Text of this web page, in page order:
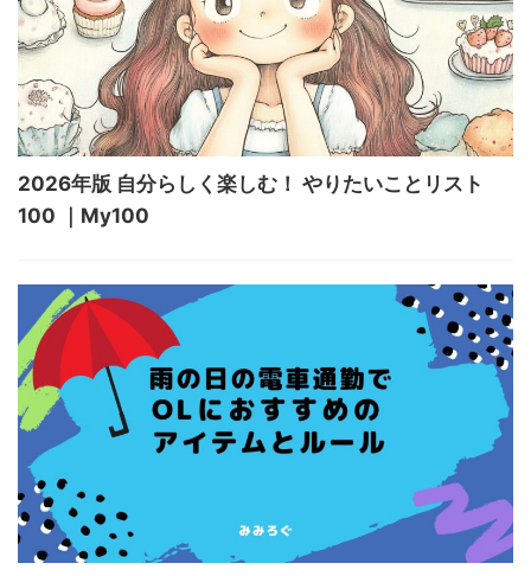
2026年版 自分らしく楽しむ！ やりたいことリスト
100 ｜My100